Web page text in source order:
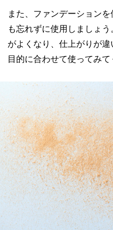
また、ファンデーション
も忘れずに使用しましょ
がよくなり、仕上がりが
目的に合わせて使ってみて